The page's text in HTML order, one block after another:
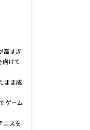
高すぎ
向けて
まま成
ゲーム
ニスを